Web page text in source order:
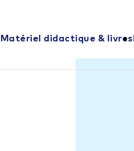
Matériel didactique & livres